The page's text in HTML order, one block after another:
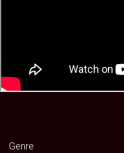
Genre